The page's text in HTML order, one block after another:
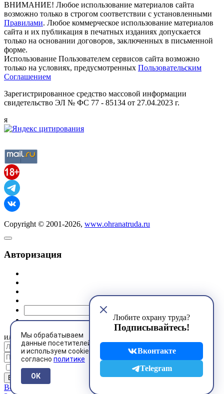
Мы обрабатываем
данные посетителей
и используем cookies
согласно политике
ОК
Любите охрану труда?
Подписывайтесь!
Вконтакте
Telegram
ВНИМАНИЕ! Любое использование материалов сайта
возможно только в строгом соответствии с установленными
Правилами. Любое коммерческое использование материалов
сайта и их публикация в печатных изданиях допускается
только на основании договоров, заключенных в письменной
форме.
Использование Пользователем сервисов сайта возможно
только на условиях, предусмотренных Пользовательским
Соглашением
Зарегистрированное средство массовой информации
свидетельство ЭЛ № ФС 77 - 85134 от 27.04.2023 г.
я
Copyright © 2001-2026, www.ohranatruda.ru
Авторизация
или
Запомнить меня
Восстановить пароль